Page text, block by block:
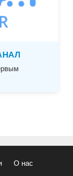
О нас